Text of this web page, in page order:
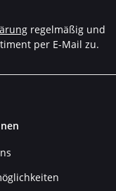
regelmäßig und
per E-Mail zu.